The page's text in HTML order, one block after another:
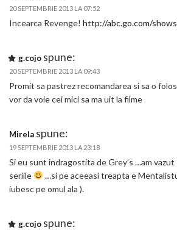
20 SEPTEMBRIE 2013 LA 07:52
Incearca Revenge! http://abc.go.com/
g.cojo spune:
20 SEPTEMBRIE 2013 LA 09:43
Promit sa pastrez recomandarea si sa o
vor da voie cei mici sa ma uit la filme
Mirela spune:
19 SEPTEMBRIE 2013 LA 23:18
Si eu sunt indragostita de Grey’s …am
seriile
…si pe aceeasi treapta e
iubesc pe omul ala ).
g.cojo spune: